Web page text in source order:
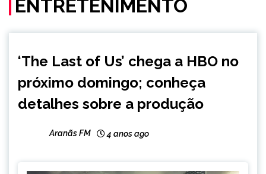
ENTRETENIMENTO
NOTÍCIAS
‘The Last of Us’ chega a HBO no
próximo domingo; conheça
detalhes sobre a produção
Aranãs FM 4 anos ago